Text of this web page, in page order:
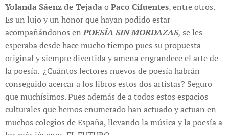
Yolanda Sáenz de Tejadao Paco Cifuentes, entre otros.
Es un lujo y un honor que hayan podido estar
acompañándonos enPOESÍA SIN MORDAZAS, se les
esperaba desde hace mucho tiempo pues su propuesta
original y siempre divertida y amena engrandece el arte de
la poesía. ¿Cuántos lectores nuevos de poesía habrán
conseguido acercar a los libros estos dos artistas? Seguro
que muchísimos. Pues además de a todos estos espacios
culturales que hemos enumerado han actuado y actuan en
muchos colegios de España, llevando la música y la poesía a